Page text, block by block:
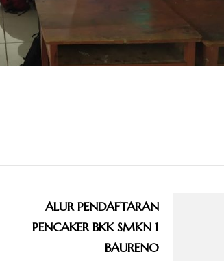
ALUR PENDAFTARAN
PENCAKER BKK SMKN 1
BAURENO